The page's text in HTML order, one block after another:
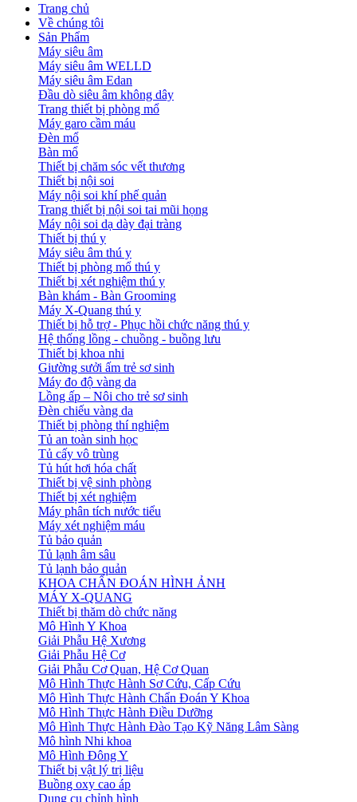
Trang chủ
Về chúng tôi
Sản Phẩm
Máy siêu âm
Máy siêu âm WELLD
Máy siêu âm Edan
Đầu dò siêu âm không dây
Trang thiết bị phòng mổ
Máy garo cầm máu
Đèn mổ
Bàn mổ
Thiết bị chăm sóc vết thương
Thiết bị nội soi
Máy nội soi khí phế quản
Trang thiết bị nội soi tai mũi họng
Máy nội soi dạ dày đại tràng
Thiết bị thú y
Máy siêu âm thú y
Thiết bị phòng mổ thú y
Thiết bị xét nghiệm thú y
Bàn khám - Bàn Grooming
Máy X-Quang thú y
Thiết bị hỗ trợ - Phục hồi chức năng thú y
Hệ thống lồng - chuồng - buồng lưu
Thiết bị khoa nhi
Giường sưởi ấm trẻ sơ sinh
Máy đo độ vàng da
Lồng ấp – Nôi cho trẻ sơ sinh
Đèn chiếu vàng da
Thiết bị phòng thí nghiệm
Tủ an toàn sinh học
Tủ cấy vô trùng
Tủ hút hơi hóa chất
Thiết bị vệ sinh phòng
Thiết bị xét nghiệm
Máy phân tích nước tiểu
Máy xét nghiệm máu
Tủ bảo quản
Tủ lạnh âm sâu
Tủ lạnh bảo quản
KHOA CHẨN ĐOÁN HÌNH ẢNH
MÁY X-QUANG
Thiết bị thăm dò chức năng
Mô Hình Y Khoa
Giải Phẫu Hệ Xương
Giải Phẫu Hệ Cơ
Giải Phẫu Cơ Quan, Hệ Cơ Quan
Mô Hình Thực Hành Sơ Cứu, Cấp Cứu
Mô Hình Thực Hành Chẩn Đoán Y Khoa
Mô Hình Thực Hành Điều Dưỡng
Mô Hình Thực Hành Đào Tạo Kỹ Năng Lâm Sàng
Mô hình Nhi khoa
Mô Hình Đông Y
Thiết bị vật lý trị liệu
Buồng oxy cao áp
Dụng cụ chỉnh hình